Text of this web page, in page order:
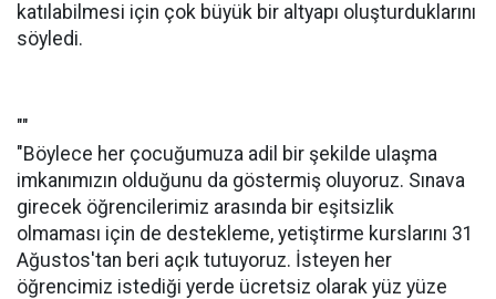
katılabilmesi için çok büyük bir altyapı oluşturduklarını
söyledi.
""
"Böylece her çocuğumuza adil bir şekilde ulaşma
imkanımızın olduğunu da göstermiş oluyoruz. Sınava
girecek öğrencilerimiz arasında bir eşitsizlik
olmaması için de destekleme, yetiştirme kurslarını 31
Ağustos'tan beri açık tutuyoruz. İsteyen her
öğrencimiz istediği yerde ücretsiz olarak yüz yüze